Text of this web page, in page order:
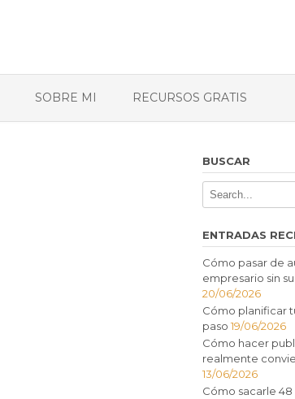
SOBRE MI RECURSOS GRATIS
BUSCAR
ENTRADAS
Cómo pasar de
empresario sin
20/06/2026
Cómo planificar
paso 19/06/2026
Cómo hacer
realmente
13/06/2026
Cómo sacarle 48